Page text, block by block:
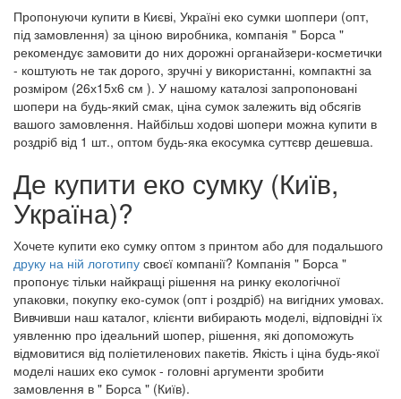
Пропонуючи купити в Києві, Україні еко сумки шоппери (опт,
під замовлення) за ціною виробника, компанія " Борса "
рекомендує замовити до них дорожні органайзери-косметички
- коштують не так дорого, зручні у використанні, компактні за
розміром (26х15х6 см ). У нашому каталозі запропоновані
шопери на будь-який смак, ціна сумок залежить від обсягів
вашого замовлення. Найбільш ходові шопери можна купити в
роздріб від 1 шт., оптом будь-яка екосумка суттєвр дешевша.
Де купити еко сумку (Київ,
Україна)?
Хочете купити еко сумку оптом з принтом або для подальшого
друку на ній логотипу своєї компанії? Компанія " Борса "
пропонує тільки найкращі рішення на ринку екологічної
упаковки, покупку еко-сумок (опт і роздріб) на вигідних умовах.
Вивчивши наш каталог, клієнти вибирають моделі, відповідні їх
уявленню про ідеальний шопер, рішення, які допоможуть
відмовитися від поліетиленових пакетів. Якість і ціна будь-якої
моделі наших еко сумок - головні аргументи зробити
замовлення в " Борса " (Київ).